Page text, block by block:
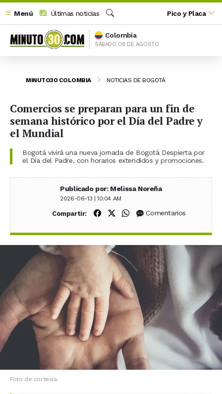
Menú
Últimas noticias
Buscar
Pico y Placa
Colombia
SÁBADO 08 DE AGOSTO
MINUTO30 COLOMBIA NOTICIAS DE BOGOTÁ
Comercios se preparan para un fin de
semana histórico por el Día del Padre y
el Mundial
Bogotá vivirá una nueva jornada de Bogotá Despierta por
el Día del Padre, con horarios extendidos y promociones.
Publicado por: Melissa Noreña
2026-06-13 | 10:04 AM
Compartir: Compartir en Facebook
Compartir en X (Twitter)
Compartir en WhatsApp
Comentarios
Foto de cortesía.